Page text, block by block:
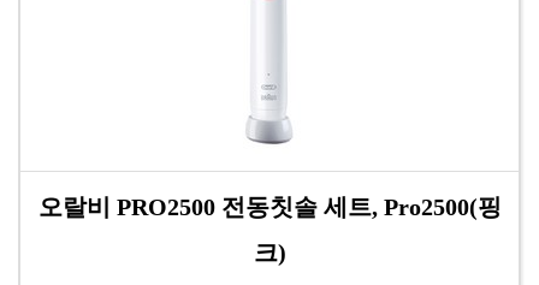
오랄비 PRO2500 전동칫솔 세트, Pro2500(핑
크)